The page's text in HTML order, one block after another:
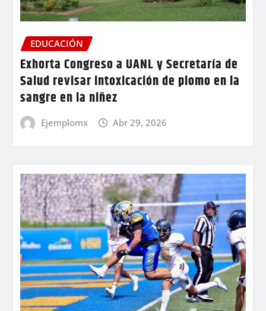
EDUCACIÓN
Exhorta Congreso a UANL y Secretaría de
Salud revisar intoxicación de plomo en la
sangre en la niñez
Ejemplomx Abr 29, 2026